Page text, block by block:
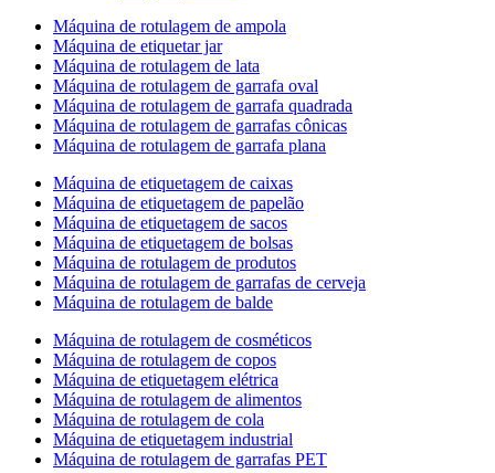
Máquina de rotulagem de ampola
Máquina de etiquetar jar
Máquina de rotulagem de lata
Máquina de rotulagem de garrafa oval
Máquina de rotulagem de garrafa quadrada
Máquina de rotulagem de garrafas cônicas
Máquina de rotulagem de garrafa plana
Máquina de etiquetagem de caixas
Máquina de etiquetagem de papelão
Máquina de etiquetagem de sacos
Máquina de etiquetagem de bolsas
Máquina de rotulagem de produtos
Máquina de rotulagem de garrafas de cerveja
Máquina de rotulagem de balde
Máquina de rotulagem de cosméticos
Máquina de rotulagem de copos
Máquina de etiquetagem elétrica
Máquina de rotulagem de alimentos
Máquina de rotulagem de cola
Máquina de etiquetagem industrial
Máquina de rotulagem de garrafas PET